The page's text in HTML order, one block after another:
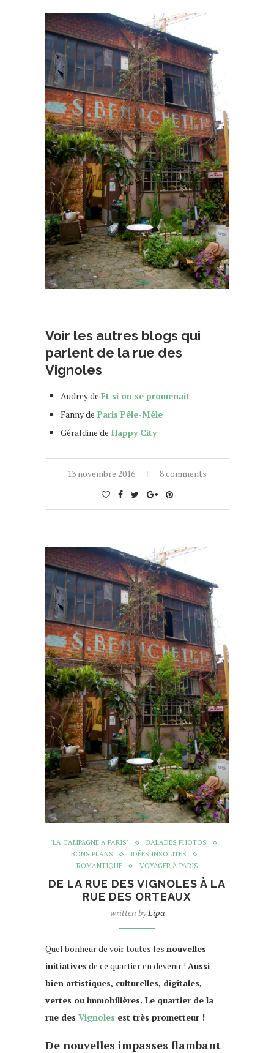
Voir les autres blogs qui
parlent de la rue des
Vignoles
Audrey de Et si on se promenait
Fanny de Paris Pêle-Mêle
Géraldine de Happy City
13 novembre 2016 8 comments
"LA CAMPAGNE À PARIS"
BALADES PHOTOS
BONS PLANS
IDÉES INSOLITES
ROMANTIQUE
VOYAGER À PARIS
DE LA RUE DES VIGNOLES À LA
RUE DES ORTEAUX
written byLipa
Quel bonheur de voir toutes les nouvelles
initiatives de ce quartier en devenir ! Aussi
bien artistiques, culturelles, digitales,
vertes ou immobilières. Le quartier de la
rue des Vignoles est très prometteur !
De nouvelles impasses flambant